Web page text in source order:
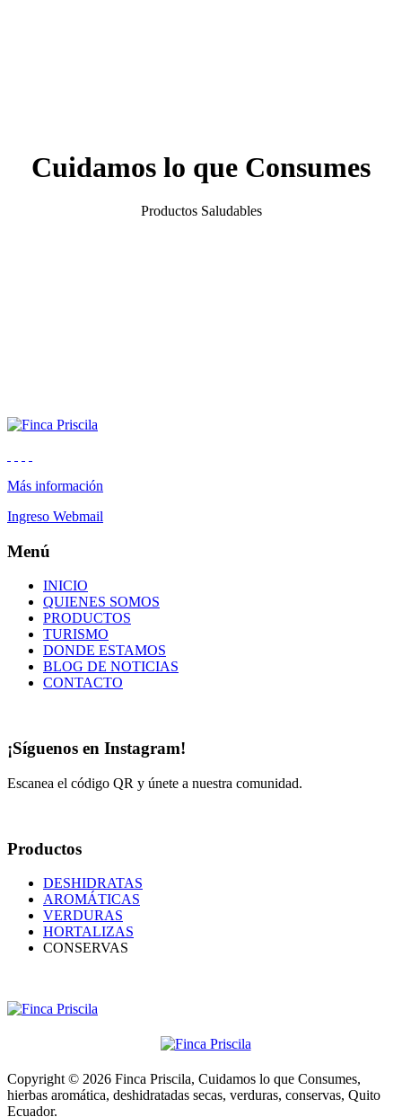
Cuidamos lo que Consumes
Productos Saludables
Más información
Ingreso Webmail
Menú
INICIO
QUIENES SOMOS
PRODUCTOS
TURISMO
DONDE ESTAMOS
BLOG DE NOTICIAS
CONTACTO
¡Síguenos en Instagram!
Escanea el código QR y únete a nuestra comunidad.
Productos
DESHIDRATAS
AROMÁTICAS
VERDURAS
HORTALIZAS
CONSERVAS
Copyright © 2026 Finca Priscila, Cuidamos lo que Consumes,
hierbas aromática, deshidratadas secas, verduras, conservas, Quito
Ecuador.